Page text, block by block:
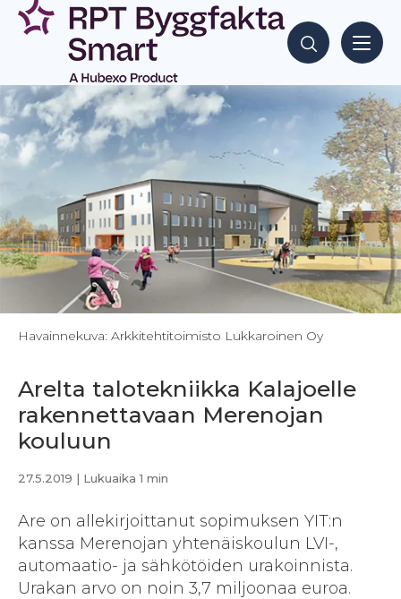
Siirry
sisältöön
Hae sisältöjä
Havainnekuva: Arkkitehtitoimisto Lukkaroinen Oy
Arelta talotekniikka Kalajoelle
rakennettavaan Merenojan
kouluun
27.5.2019 | Lukuaika 1 min
Are on allekirjoittanut sopimuksen YIT:n
kanssa Merenojan yhtenäiskoulun LVI-,
automaatio- ja sähkötöiden urakoinnista.
Urakan arvo on noin 3,7 miljoonaa euroa.